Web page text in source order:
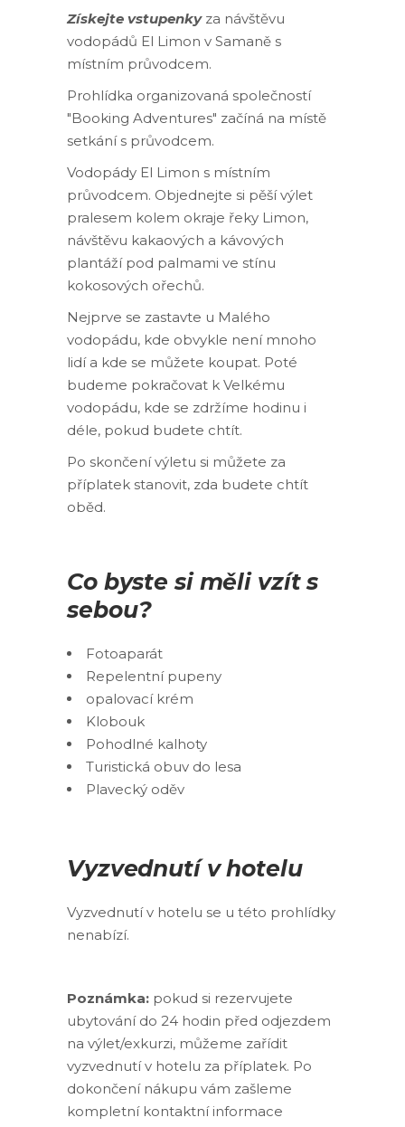
Získejte vstupenkyza návštěvu
vodopádů El Limon v Samaně s
místním průvodcem.
Prohlídka organizovaná společností
"Booking Adventures" začíná na místě
setkání s průvodcem.
Vodopády El Limon s místním
průvodcem. Objednejte si pěší výlet
pralesem kolem okraje řeky Limon,
návštěvu kakaových a kávových
plantáží pod palmami ve stínu
kokosových ořechů.
Nejprve se zastavte u Malého
vodopádu, kde obvykle není mnoho
lidí a kde se můžete koupat. Poté
budeme pokračovat k Velkému
vodopádu, kde se zdržíme hodinu i
déle, pokud budete chtít.
Po skončení výletu si můžete za
příplatek stanovit, zda budete chtít
oběd.
Co byste si měli vzít s
sebou?
Fotoaparát
Repelentní pupeny
opalovací krém
Klobouk
Pohodlné kalhoty
Turistická obuv do lesa
Plavecký oděv
Vyzvednutí v hotelu
Vyzvednutí v hotelu se u této prohlídky
nenabízí.
Poznámka: pokud si rezervujete
ubytování do 24 hodin před odjezdem
na výlet/exkurzi, můžeme zařídit
vyzvednutí v hotelu za příplatek. Po
dokončení nákupu vám zašleme
kompletní kontaktní informace